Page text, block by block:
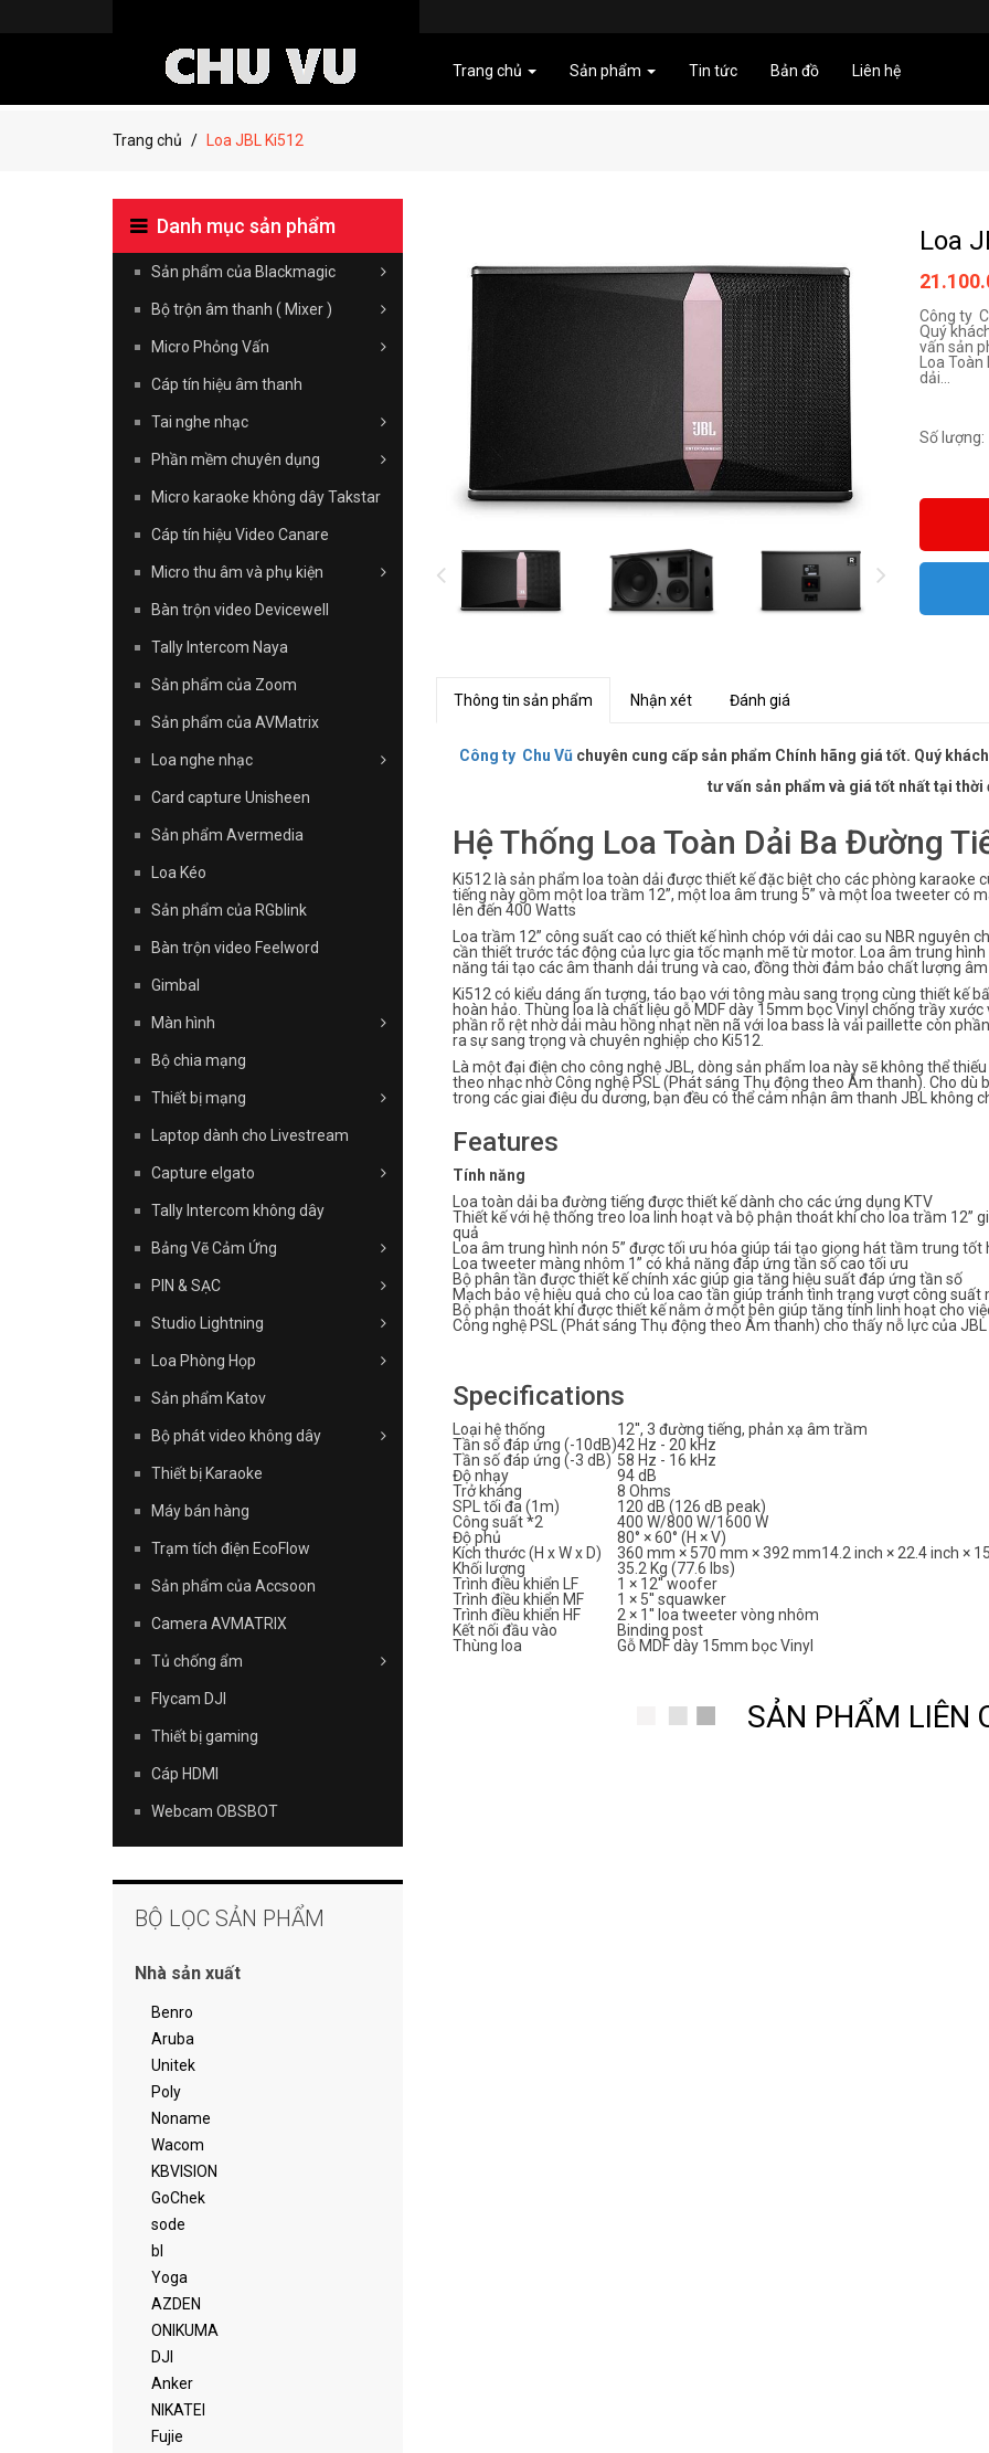
Trang chủ Sản phẩm Tin tức Bản đồ Liên hệ
Trang chủ Loa JBL Ki512
Loa
Công ty
Quý
vấn sản
Loa
dải...
Số lượng:
Thông tin sản phẩm Nhận xét Đánh giá
Công ty Chu Vũ chuyên cung cấp sản phẩm Chính hãng giá tốt. Quý
tư vấn sản phẩm và giá tốt nhất tại thời
Hệ Thống Loa Toàn Dải Ba Đường
Ki512 là sản phẩm loa toàn dải được thiết kế đặc biệt cho các phòng
tiếng này gồm một loa trầm 12”, một loa âm trung 5” và một loa tweeter có
lên đến 400 Watts
Loa trầm 12” công suất cao có thiết kế hình chóp với dải cao su NBR nguyên
cần thiết trước tác động của lực gia tốc mạnh mẽ từ motor. Loa âm trung
năng tái tạo các âm thanh dải trung và cao, đồng thời đảm bảo chất lượng
Ki512 có kiểu dáng ấn tượng, táo bạo với tông màu sang trọng cùng thiết kế
hoàn hảo. Thùng loa là chất liệu gỗ MDF dày 15mm bọc Vinyl chống trầy
phần rõ rệt nhờ dải màu hồng nhạt nền nã với loa bass là vải paillette còn
ra sự sang trọng và chuyên nghiệp cho Ki512.
Là một đại điện cho công nghệ JBL, dòng sản phẩm loa này sẽ không thể
theo nhạc nhờ Công nghệ PSL (Phát sáng Thụ động theo Âm thanh). Cho dù
trong các giai điệu du dương, bạn đều có thể cảm nhận âm thanh JBL không
Features
Tính năng
Loa toàn dải ba đường tiếng được thiết kế dành cho các ứng dụng KTV
Thiết kế với hệ thống treo loa linh hoạt và bộ phận thoát khí cho loa trầm 12”
quả
Loa âm trung hình nón 5” được tối ưu hóa giúp tái tạo giọng hát tầm trung tốt
Loa tweeter màng nhôm 1” có khả năng đáp ứng tần số cao tối ưu
Bộ phân tần được thiết kế chính xác giúp gia tăng hiệu suất đáp ứng tần số
Mạch bảo vệ hiệu quả cho củ loa cao tần giúp tránh tình trạng vượt công
Bộ phận thoát khí được thiết kế nằm ở một bên giúp tăng tính linh hoạt cho
Công nghệ PSL (Phát sáng Thụ động theo Âm thanh) cho thấy nỗ lực của
Specifications
Loại hệ thống
12′′, 3 đường tiếng, phản xạ âm trầm
Tần số đáp ứng (-10dB)42 Hz - 20 kHz
Tần số đáp ứng (-3 dB) 58 Hz - 16 kHz
Độ nhạy
94 dB
Trở kháng
8 Ohms
SPL tối đa (1m)
120 dB (126 dB peak)
Công suất *2
400 W/800 W/1600 W
Độ phủ
80° × 60° (H × V)
Kích thước (H x W x D)
360 mm × 570 mm × 392 mm14.2 inch × 22.4 inch ×
Khối lượng
35.2 Kg (77.6 lbs)
Trình điều khiển LF
1 × 12′′ woofer
Trình điều khiển MF
1 × 5′′ squawker
Trình điều khiển HF
2 × 1′′ loa tweeter vòng nhôm
Kết nối đầu vào
Binding post
Thùng loa
Gỗ MDF dày 15mm bọc Vinyl
SẢN PHẨM LIÊN
Danh mục sản phẩm
Sản phẩm của Blackmagic
Bộ trộn âm thanh ( Mixer )
Micro Phỏng Vấn
Cáp tín hiệu âm thanh
Tai nghe nhạc
Phần mềm chuyên dụng
Micro karaoke không dây Takstar
Cáp tín hiệu Video Canare
Micro thu âm và phụ kiện
Bàn trộn video Devicewell
Tally Intercom Naya
Sản phẩm của Zoom
Sản phẩm của AVMatrix
Loa nghe nhạc
Card capture Unisheen
Sản phẩm Avermedia
Loa Kéo
Sản phẩm của RGblink
Bàn trộn video Feelword
Gimbal
Màn hình
Bộ chia mạng
Thiết bị mạng
Laptop dành cho Livestream
Capture elgato
Tally Intercom không dây
Bảng Vẽ Cảm Ứng
PIN & SẠC
Studio Lightning
Loa Phòng Họp
Sản phẩm Katov
Bộ phát video không dây
Thiết bị Karaoke
Máy bán hàng
Trạm tích điện EcoFlow
Sản phẩm của Accsoon
Camera AVMATRIX
Tủ chống ẩm
Flycam DJI
Thiết bị gaming
Cáp HDMI
Webcam OBSBOT
BỘ LỌC SẢN PHẨM
Nhà sản xuất
Benro
Aruba
Unitek
Poly
Noname
Wacom
KBVISION
GoChek
sode
bl
Yoga
AZDEN
ONIKUMA
DJI
Anker
NIKATEI
Fujie